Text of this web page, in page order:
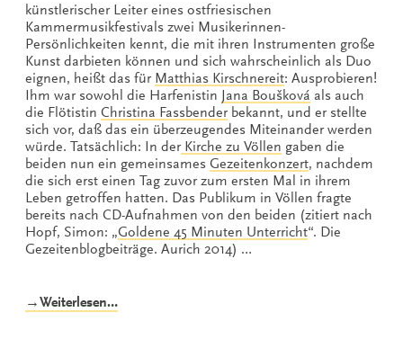
künstlerischer Leiter eines ostfriesischen
Kammermusikfestivals zwei Musikerinnen-
Persönlichkeiten kennt, die mit ihren Instrumenten große
Kunst darbieten können und sich wahrscheinlich als Duo
eignen, heißt das für Matthias Kirschnereit: Ausprobieren!
Ihm war sowohl die Harfenistin Jana Boušková als auch
die Flötistin Christina Fassbenderbekannt, und er stellte
sich vor, daß das ein überzeugendes Miteinander werden
würde. Tatsächlich: In derKirche zu Völlen gaben die
beiden nun ein gemeinsames Gezeitenkonzert, nachdem
die sich erst einen Tag zuvor zum ersten Mal in ihrem
Leben getroffen hatten. Das Publikum in Völlen fragte
bereits nach CD-Aufnahmen von den beiden (zitiert nach
Hopf, Simon: „Goldene 45 Minuten Unterricht“. Die
Gezeitenblogbeiträge. Aurich 2014) …
→Weiterlesen…„Zum